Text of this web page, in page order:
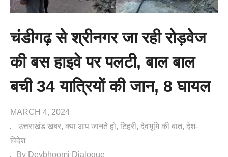
चंडीगढ़ से श्रीनगर जा रही रोड़वेज
की बस हाइवे पर पलटी, बाल बाल
बची 34 यात्रियों की जान, 8 घायल
MARCH 4, 2024
उत्तराखंड खबर क्या आप जानते हो टिहरी देवभूमि की बात देश-
विदेश
By Devbhoomi Dialogue